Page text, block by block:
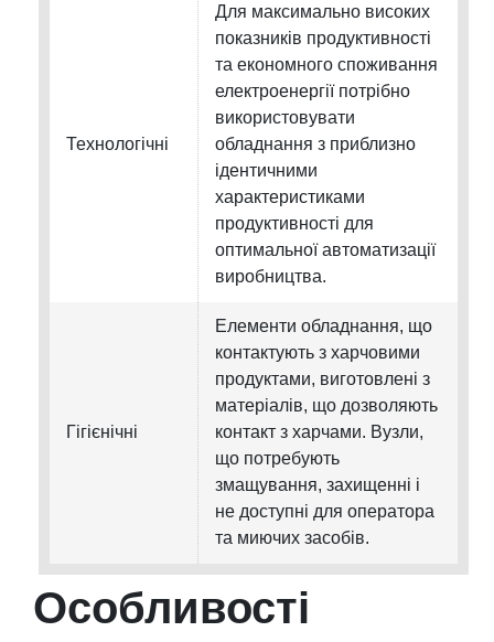
Технологічні
Для максимально високих
показників продуктивності
та економного споживання
електроенергії потрібно
використовувати
обладнання з приблизно
ідентичними
характеристиками
продуктивності для
оптимальної автоматизації
виробництва.
Гігієнічні
Елементи обладнання, що
контактують з харчовими
продуктами, виготовлені з
матеріалів, що дозволяють
контакт з харчами. Вузли,
що потребують
змащування, захищенні і
не доступні для оператора
та миючих засобів.
Особливості